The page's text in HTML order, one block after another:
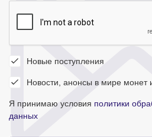
Новые поступления
Новости, анонсы в мире монет
Я принимаю условия политики
данных